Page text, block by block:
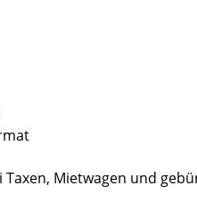
Mietwagen und